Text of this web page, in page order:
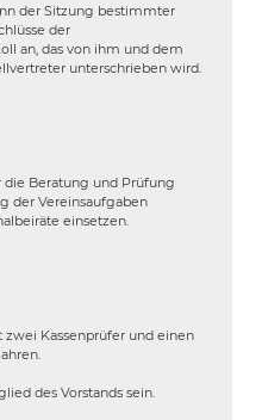
der Sitzung bestimmter
der
an, das von ihm und dem
unterschrieben wird.
die Beratung und Prüfung
der Vereinsaufgaben
einsetzen.
Kassenprüfer und einen
des Vorstands sein.